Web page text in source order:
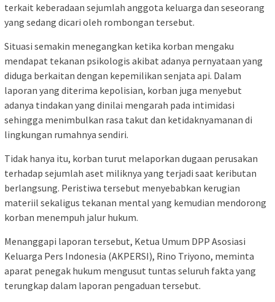
terkait keberadaan sejumlah anggota keluarga dan seseorang
yang sedang dicari oleh rombongan tersebut.
Situasi semakin menegangkan ketika korban mengaku
mendapat tekanan psikologis akibat adanya pernyataan yang
diduga berkaitan dengan kepemilikan senjata api. Dalam
laporan yang diterima kepolisian, korban juga menyebut
adanya tindakan yang dinilai mengarah pada intimidasi
sehingga menimbulkan rasa takut dan ketidaknyamanan di
lingkungan rumahnya sendiri.
Tidak hanya itu, korban turut melaporkan dugaan perusakan
terhadap sejumlah aset miliknya yang terjadi saat keributan
berlangsung. Peristiwa tersebut menyebabkan kerugian
materiil sekaligus tekanan mental yang kemudian mendorong
korban menempuh jalur hukum.
Menanggapi laporan tersebut, Ketua Umum DPP Asosiasi
Keluarga Pers Indonesia (AKPERSI), Rino Triyono, meminta
aparat penegak hukum mengusut tuntas seluruh fakta yang
terungkap dalam laporan pengaduan tersebut.